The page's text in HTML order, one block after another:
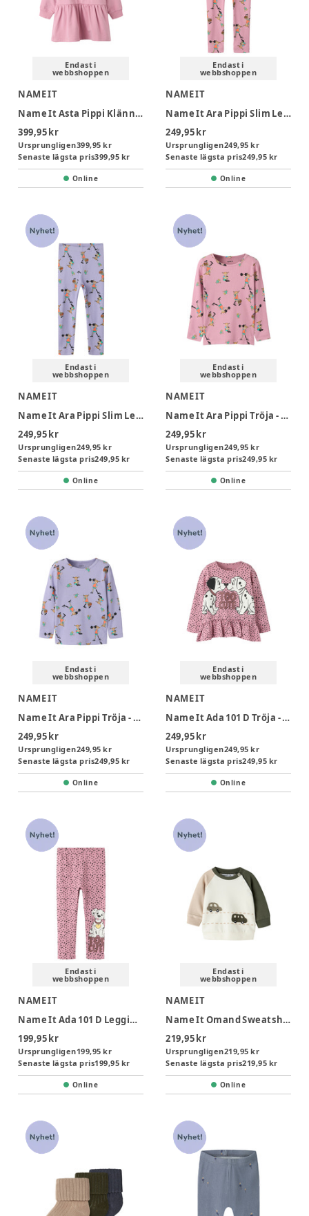
Endast i
webbshoppen
NAME IT
Name It Asta Pippi Klännig - Lilas
399,95 kr
Ursprungligen399,95 kr
Senaste lägsta pris399,95 kr
Online
Endast i
webbshoppen
NAME IT
Name It Ara Pippi Slim Leggings - Lilas
249,95 kr
Ursprungligen249,95 kr
Senaste lägsta pris249,95 kr
Online
Endast i
webbshoppen
NAME IT
Name It Ara Pippi Slim Leggings - Heirloom Lilac
249,95 kr
Ursprungligen249,95 kr
Senaste lägsta pris249,95 kr
Online
Endast i
webbshoppen
NAME IT
Name It Ara Pippi Tröja - Lilas
249,95 kr
Ursprungligen249,95 kr
Senaste lägsta pris249,95 kr
Online
Endast i
webbshoppen
NAME IT
Name It Ara Pippi Tröja - Heirloom Lilac
249,95 kr
Ursprungligen249,95 kr
Senaste lägsta pris249,95 kr
Online
Endast i
webbshoppen
NAME IT
Name It Ada 101 D Tröja - Lilas
249,95 kr
Ursprungligen249,95 kr
Senaste lägsta pris249,95 kr
Online
Endast i
webbshoppen
NAME IT
Name It Ada 101 D Leggings - Lilas
199,95 kr
Ursprungligen199,95 kr
Senaste lägsta pris199,95 kr
Online
Endast i
webbshoppen
NAME IT
Name It Omand Sweatshirt - Antique White
219,95 kr
Ursprungligen219,95 kr
Senaste lägsta pris219,95 kr
Online